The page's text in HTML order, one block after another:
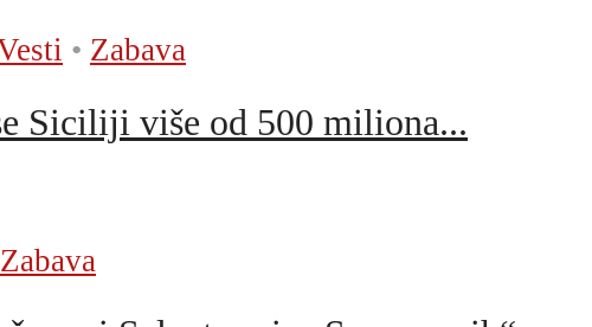
• Zabava
Siciliji više od 500 miliona...
Zabava